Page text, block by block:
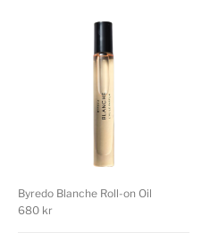
Byredo Blanche Roll-on Oil
680 kr